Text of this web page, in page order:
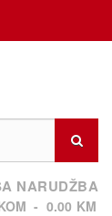
NARUDŽBA
- 0.00 KM